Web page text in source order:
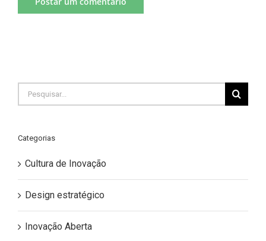
Buscar
Categorias
Cultura de Inovação
Design estratégico
Inovação Aberta